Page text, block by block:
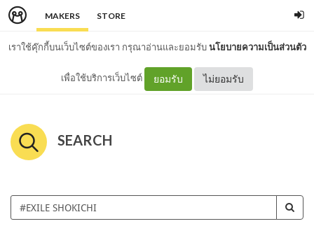
MAKERS STORE
เราใช้คุ๊กกี้บนเว็บไซต์ของเรา กรุณาอ่านและยอมรับนโยบายความเป็นส่วนตัว
เพื่อใช้บริการเว็บไซต์ ยอมรับ ไม่ยอมรับ
SEARCH